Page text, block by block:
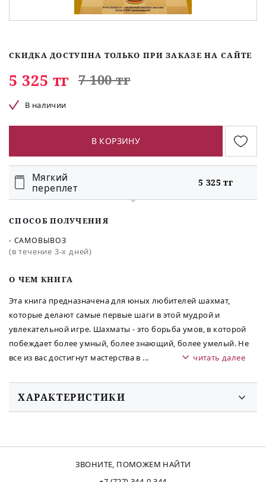
O ЧЕМ КНИГА
Эта книга предназначена для юных любителей шахмат,
которые делают самые первые шаги в этой мудрой и
увлекательной игре. Шахматы - это борьба умов, в которой
побеждает более умный, более знающий, более умелый. Не
все из вас достигнут мастерства в ... читать далее
СКИДКА ДОСТУПНА ТОЛЬКО ПРИ ЗАКАЗЕ НА САЙТЕ
5 325 тг 7 100 тг
В наличии
В КОРЗИНУ
Мягкий
переплет
5 325 тг
СПОСОБ ПОЛУЧЕНИЯ
- САМОВЫВОЗ
(в течение 3-х дней)
ХАРАКТЕРИСТИКИ
ЗВОНИТЕ, ПОМОЖЕМ НАЙТИ